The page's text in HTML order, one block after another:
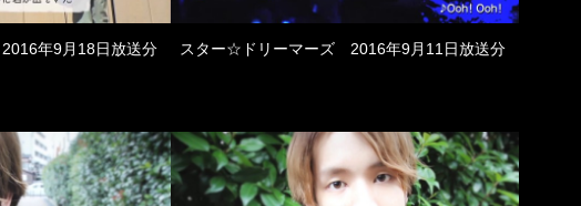
年9月18日放送分 スター☆ドリーマーズ 2016年9月11日放送分